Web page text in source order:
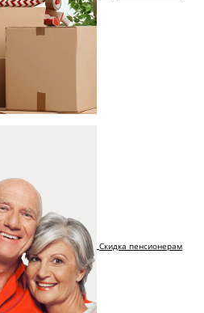
Скидка пенсионерам